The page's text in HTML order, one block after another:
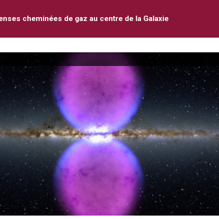
cheminées de gaz au centre de la Galaxie